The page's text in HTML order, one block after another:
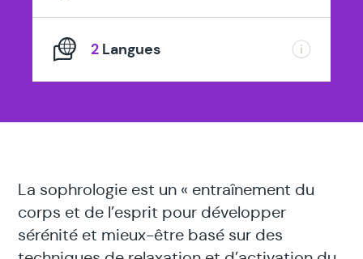
2 Langues
La sophrologie est un « entraînement du
corps et de l’esprit pour développer
sérénité et mieux-être basé sur des